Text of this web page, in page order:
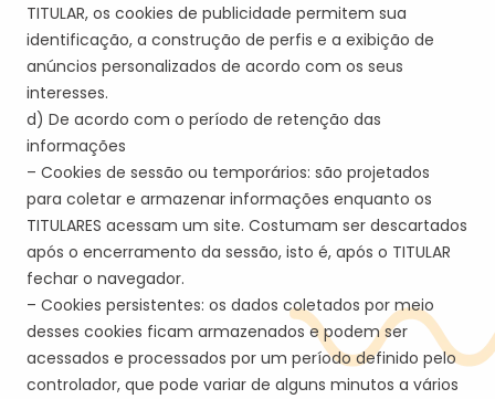
TITULAR, os cookies de publicidade permitem sua
identificação, a construção de perfis e a exibição de
anúncios personalizados de acordo com os seus
interesses.
d) De acordo com o período de retenção das
informações
– Cookies de sessão ou temporários: são projetados
para coletar e armazenar informações enquanto os
TITULARES acessam um site. Costumam ser descartados
após o encerramento da sessão, isto é, após o TITULAR
fechar o navegador.
– Cookies persistentes: os dados coletados por meio
desses cookies ficam armazenados e podem ser
acessados e processados por um período definido pelo
controlador, que pode variar de alguns minutos a vários